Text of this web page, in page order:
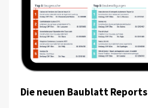
Die neuen Baublatt Reports